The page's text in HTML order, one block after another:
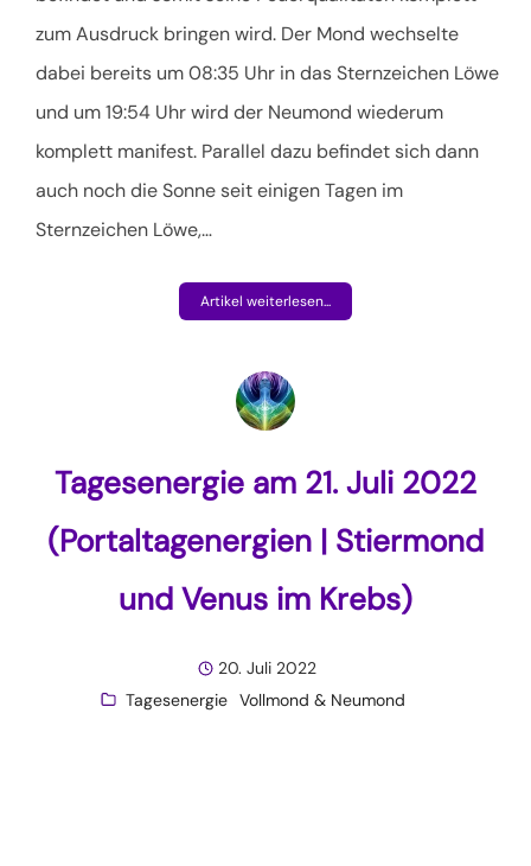
zum Ausdruck bringen wird. Der Mond wechselte
dabei bereits um 08:35 Uhr in das Sternzeichen Löwe
und um 19:54 Uhr wird der Neumond wiederum
komplett manifest. Parallel dazu befindet sich dann
auch noch die Sonne seit einigen Tagen im
Sternzeichen Löwe,…
Artikel weiterlesen...
Tagesenergie am 21. Juli 2022
(Portaltagenergien | Stiermond
und Venus im Krebs)
20. Juli 2022
Tagesenergie Vollmond & Neumond